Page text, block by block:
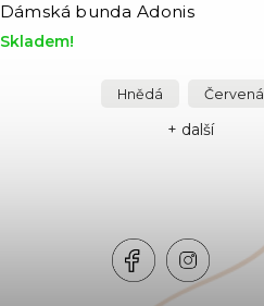
Dámská bunda Adonis
Skladem!
Hnědá Červená
+ další